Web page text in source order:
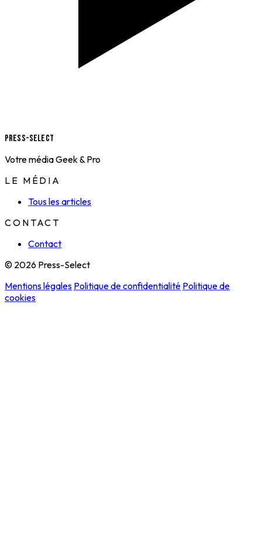
Press-Select
Votre média Geek & Pro
LE MÉDIA
Tous les articles
CONTACT
Contact
© 2026 Press-Select
Mentions légales Politique de confidentialité Politique de
cookies